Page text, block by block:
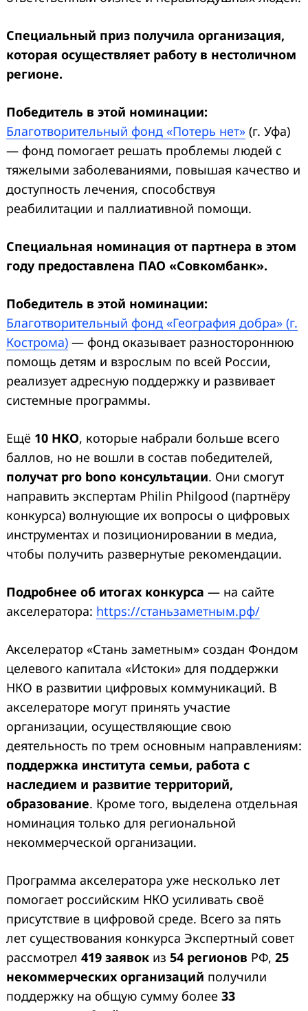
Специальный приз получила организация,
которая осуществляет работу в нестоличном
регионе.
Победитель в этой номинации:
Благотворительный фонд «Потерь нет» (г. Уфа)
— фонд помогает решать проблемы людей с
тяжелыми заболеваниями, повышая качество и
доступность лечения, способствуя
реабилитации и паллиативной помощи.
Специальная номинация от партнера в этом
году предоставлена ПАО «Совкомбанк».
Победитель в этой номинации:
Благотворительный фонд «География добра» (г.
Кострома) — фонд оказывает разностороннюю
помощь детям и взрослым по всей России,
реализует адресную поддержку и развивает
системные программы.
Ещё 10 НКО, которые набрали больше всего
баллов, но не вошли в состав победителей,
получат pro bono консультации. Они смогут
направить экспертам Philin Philgood (партнёру
конкурса) волнующие их вопросы о цифровых
инструментах и позиционировании в медиа,
чтобы получить развернутые рекомендации.
Подробнее об итогах конкурса — на сайте
акселератора: https://станьзаметным.рф/
Акселератор «Стань заметным» создан Фондом
целевого капитала «Истоки» для поддержки
НКО в развитии цифровых коммуникаций. В
акселераторе могут принять участие
организации, осуществляющие свою
деятельность по трем основным направлениям:
поддержка института семьи, работа с
наследием и развитие территорий,
образование. Кроме того, выделена отдельная
номинация только для региональной
некоммерческой организации.
Программа акселератора уже несколько лет
помогает российским НКО усиливать своё
присутствие в цифровой среде. Всего за пять
лет существования конкурса Экспертный совет
рассмотрел 419 заявок из 54 регионов РФ, 25
некоммерческих организаций получили
поддержку на общую сумму более 33